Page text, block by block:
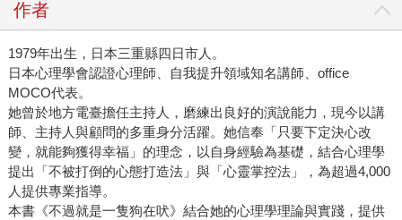
作者
1979年出生，日本三重縣四日市人。
日本心理學會認證心理師、自我提升領域知名講師、office
MOCO代表。
她曾於地方電臺擔任主持人，磨練出良好的演說能力，現今以講
師、主持人與顧問的多重身分活躍。她信奉「只要下定決心改
變，就能夠獲得幸福」的理念，以自身經驗為基礎，結合心理學
提出「不被打倒的心態打造法」與「心靈掌控法」，為超過4,000
人提供專業指導。
本書《不過就是一隻狗在吠》結合她的心理學理論與實踐，提供